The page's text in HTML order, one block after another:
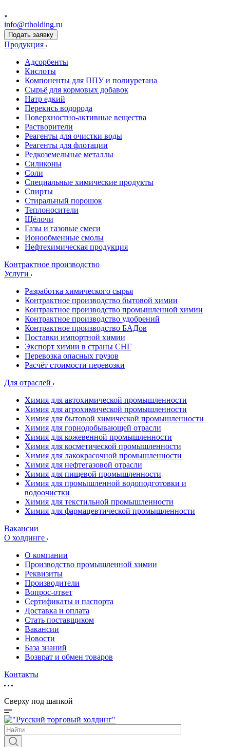
info@rtholding.ru
Подать заявку
Продукция
Адсорбенты
Кислоты
Компоненты для ППУ и полиуретана
Сырьё для кормовых добавок
Натр едкий
Перекись водорода
Поверхностно-активные вещества
Растворители
Реагенты для очистки воды
Реагенты для флотации
Редкоземельные металлы
Силиконы
Соли
Специальные химические продукты
Спирты
Стиральный порошок
Теплоносители
Щёлочи
Газы и газовые смеси
Ионообменные смолы
Нефтехимическая продукция
Контрактное производство
Услуги
Разработка химического сырья
Контрактное производство бытовой химии
Контрактное производство промышленной химии
Контрактное производство удобрений
Контрактное производство БАДов
Поставки импортной химии
Экспорт химии в страны СНГ
Перевозка опасных грузов
Расчёт стоимости перевозки
Для отраслей
Химия для автохимической промышленности
Химия для агрохимической промышленности
Химия для бытовой химической промышленности
Химия для горнодобывающей отрасли
Химия для кожевенной промышленности
Химия для косметической промышленности
Химия для лакокрасочной промышленности
Химия для нефтегазовой отрасли
Химия для пищевой промышленности
Химия для промышленной водоподготовки и
водоочистки
Химия для текстильной промышленности
Химия для фармацевтической промышленности
Вакансии
О холдинге
О компании
Производство промышленной химии
Реквизиты
Производители
Вопрос-ответ
Сертификаты и паспорта
Доставка и оплата
Стать поставщиком
Вакансии
Новости
База знаний
Возврат и обмен товаров
Контакты
Сверху под шапкой